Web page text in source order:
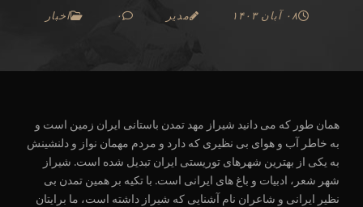
۰۸ آبان ۱۴۰۳ مدیر ۰ اخبار
همان طور که می دانید شیراز مهد تمدن باستانی ایران زمین است و
به خاطر آب و هوای بی نظیری که دارد و مردم مهمان نواز و دلنشینش
به یکی از بهترین شهرهای توریستی ایران تبدیل شده است. شیراز
شهر شعر، ادبیات و باغ های ایرانی است. با تکیه بر همین تمدن بی
نظیر ایرانی و شاعران نام آشنایی که شیراز داشته است، ما برایتان